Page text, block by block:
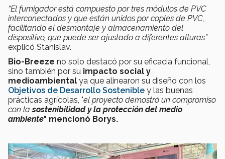
“El fumigador está compuesto por tres módulos de PVC
interconectados y que están unidos por coples de PVC,
facilitando el desmontaje y almacenamiento del
dispositivo, que puede ser ajustado a diferentes alturas”
explicó Stanislav.
Bio-Breeze no solo destacó por su eficacia funcional,
sino también por su impacto social y
medioambiental ya que alinearon su diseño con los
Objetivos de Desarrollo Sostenible y las buenas
prácticas agrícolas, "el proyecto demostró un compromiso
con la sostenibilidad y la protección del medio
ambiente" mencionó Borys.